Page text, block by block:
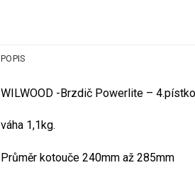
POPIS
WILWOOD -Brzdič Powerlite –
váha 1,1kg.
Průměr kotouče 240mm až 285mm